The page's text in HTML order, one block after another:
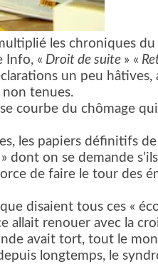
les chroniques du
Info, « Droit de suite » «
un peu hâtives,
non tenues.
courbe du chômage qui
les papiers définitifs
dont on se demande
de faire le tour des
disaient tous ces «
allait renouer avec la
avait tort, tout le
longtemps, le